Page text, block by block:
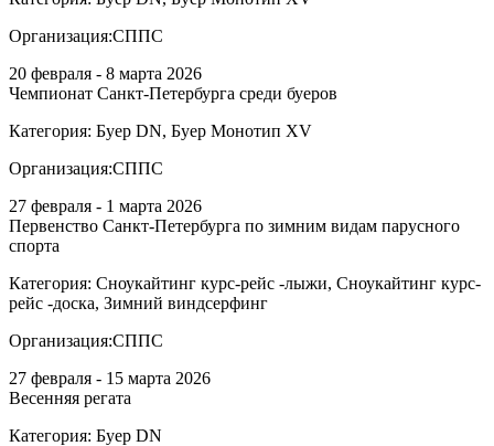
Организация:СППС
20 февраля - 8 марта 2026
Чемпионат Санкт-Петербурга среди буеров
Категория: Буер DN, Буер Монотип XV
Организация:СППС
27 февраля - 1 марта 2026
Первенство Санкт-Петербурга по зимним видам парусного
спорта
Категория: Сноукайтинг курс-рейс -лыжи, Сноукайтинг курс-
рейс -доска, Зимний виндсерфинг
Организация:СППС
27 февраля - 15 марта 2026
Весенняя регата
Категория: Буер DN